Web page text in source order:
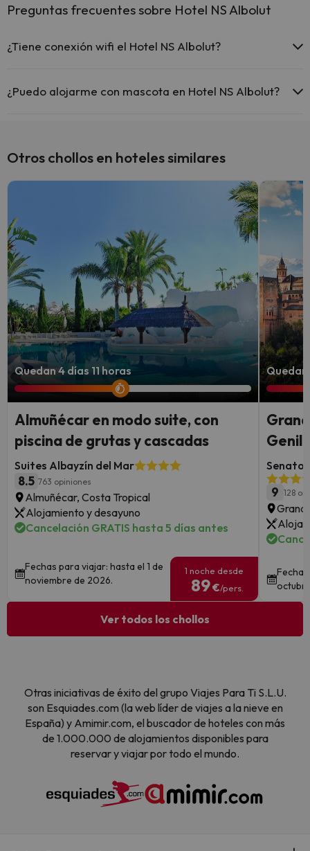
Preguntas frecuentes sobre Hotel NS Albolut
¿Tiene conexión wifi el Hotel NS Albolut?
¿Puedo alojarme con mascota en Hotel NS Albolut?
Otros chollos en hoteles similares
Quedan 4 días 11 horas
Almuñécar en modo suite, con
piscina de grutas y cascadas
Suites Albayzín del Mar
8.5 763 opiniones
Almuñécar, Costa Tropical
Alojamiento y desayuno
Cancelación GRATIS hasta 5 días antes
Fechas para viajar: hasta el 1 de
noviembre de 2026.
1 noche desde
89€/pers.
Quedan
Genil
9 128
Ver todos los chollos
Otras iniciativas de éxito del grupo Viajes Para Ti S.L.U.
son Esquiades.com (la web líder de viajes a la nieve en
España) y Amimir.com, el buscador de hoteles con más
de 1.000.000 de alojamientos disponibles para
reservar y viajar por todo el mundo.